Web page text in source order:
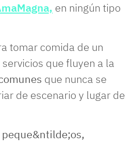
en ningún tipo
tomar comida de un
que fluyen a la
que nunca se
de escenario y lugar de